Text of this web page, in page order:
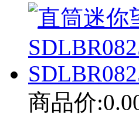
商品价